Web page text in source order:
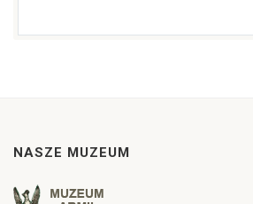
NASZE MUZEUM